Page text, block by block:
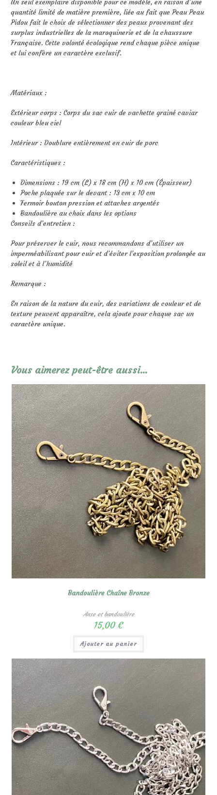
Un seul exemplaire disponible pour ce modèle, en raison d’une
quantité limité de matière première, liée au fait que Peau Peau
Pidou fait le choix de sélectionner des peaux provenant des
surplus industrielles de la maroquinerie et de la chaussure
Française. Cette volonté écologique rend chaque pièce unique
et lui confère un caractère exclusif.
Matériaux :
Extérieur corps : Corps du sac cuir de vachette grainé caviar
couleur bleu ciel
Intérieur : Doublure entièrement en cuir de porc
Caractéristiques :
Dimensions : 19 cm (L) x 18 cm (H) x 10 cm (Épaisseur)
Poche plaquée sur le devant : 13 cm x 10 cm
Fermoir bouton pression et attaches argentés
Bandoulière au choix dans les options
Conseils d’entretien :
Pour préserver le cuir, nous recommandons d’utiliser un
imperméabilisant pour cuir et d’éviter l’exposition prolongée au
soleil et à l’humidité
Remarque :
En raison de la nature du cuir, des variations de couleur et de
texture peuvent apparaître, cela ajoute pour chaque sac un
caractère unique.
Vous aimerez peut-être aussi…
Bandoulière Chaîne Bronze
Anse et bandoulière
15,00 €
Ajouter au panier